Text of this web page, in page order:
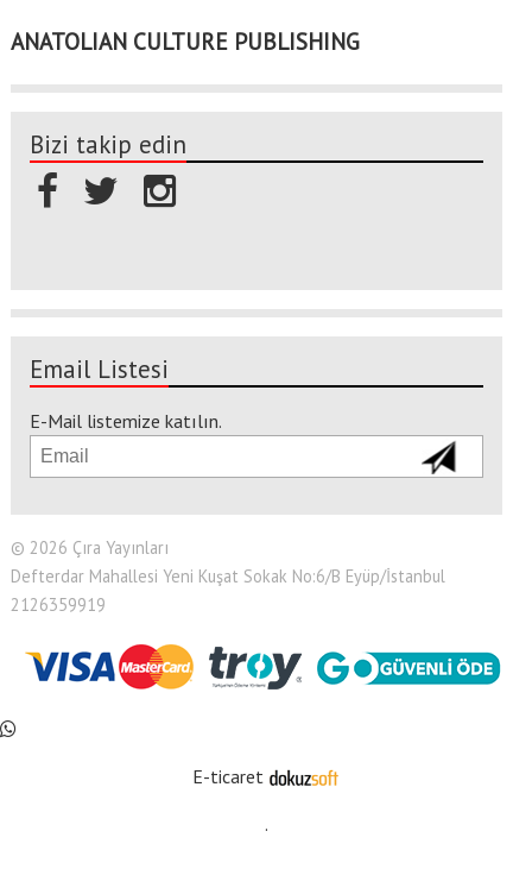
ANATOLIAN CULTURE PUBLISHING
Bizi takip edin
Email Listesi
E-Mail listemize katılın.
© 2026 Çıra Yayınları
Defterdar Mahallesi Yeni Kuşat Sokak No:6/B Eyüp/İstanbul
2126359919
E-ticaret
.